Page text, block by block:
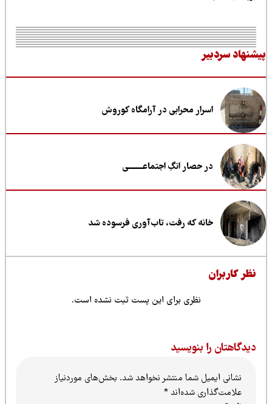
سردبیر
اسرار محرابی در آرامگاه کوروش
در حصار انگِ اجتماعــــــــی
خانه که رفت، تاب‌آوری فرسوده شد
کاربران
نظری برای این پست ثبت نشده است.
را بنویسید
نشانی ایمیل شما منتشر نخواهد شد.بخش‌های موردنیاز
علامت‌گذاری شده‌اند*